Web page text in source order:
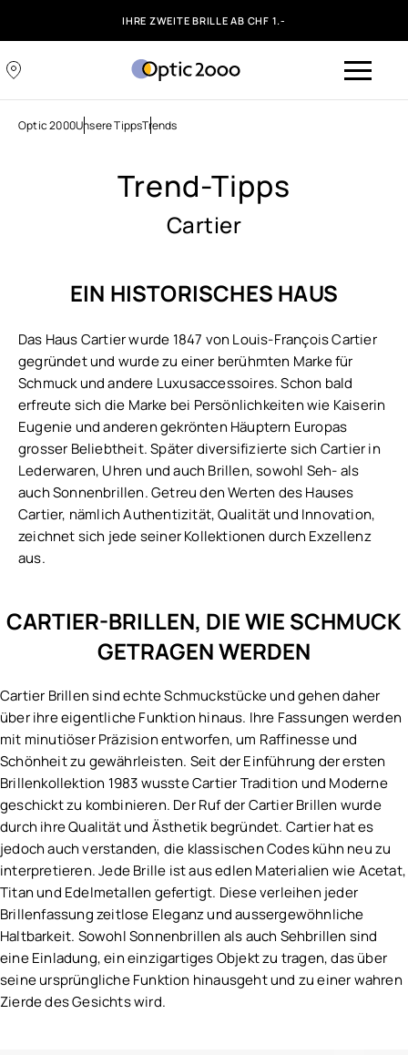
IHRE ZWEITE BRILLE AB CHF 1.-
Optic 2000Unsere TippsTrends
Trend-Tipps
Cartier
EIN HISTORISCHES HAUS
Das Haus Cartier wurde 1847 von Louis-François Cartier
gegründet und wurde zu einer berühmten Marke für
Schmuck und andere Luxusaccessoires. Schon bald
erfreute sich die Marke bei Persönlichkeiten wie Kaiserin
Eugenie und anderen gekrönten Häuptern Europas
grosser Beliebtheit. Später diversifizierte sich Cartier in
Lederwaren, Uhren und auch Brillen, sowohl Seh- als
auch Sonnenbrillen. Getreu den Werten des Hauses
Cartier, nämlich Authentizität, Qualität und Innovation,
zeichnet sich jede seiner Kollektionen durch Exzellenz
aus.
CARTIER-BRILLEN, DIE WIE SCHMUCK
GETRAGEN WERDEN
Cartier Brillen sind echte Schmuckstücke und gehen daher
über ihre eigentliche Funktion hinaus. Ihre Fassungen werden
mit minutiöser Präzision entworfen, um Raffinesse und
Schönheit zu gewährleisten. Seit der Einführung der ersten
Brillenkollektion 1983 wusste Cartier Tradition und Moderne
geschickt zu kombinieren. Der Ruf der Cartier Brillen wurde
durch ihre Qualität und Ästhetik begründet. Cartier hat es
jedoch auch verstanden, die klassischen Codes kühn neu zu
interpretieren. Jede Brille ist aus edlen Materialien wie Acetat,
Titan und Edelmetallen gefertigt. Diese verleihen jeder
Brillenfassung zeitlose Eleganz und aussergewöhnliche
Haltbarkeit. Sowohl Sonnenbrillen als auch Sehbrillen sind
eine Einladung, ein einzigartiges Objekt zu tragen, das über
seine ursprüngliche Funktion hinausgeht und zu einer wahren
Zierde des Gesichts wird.